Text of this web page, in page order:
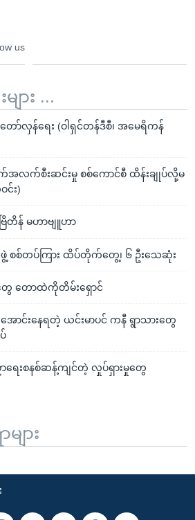
us
ား ...
တော်လှန်ရေး (ဝါရှင်တန်ဒီစီ၊ အမေရိကန်
က်အလက်စီးဆင်းမှု စစ်ကောင်စီ ထိန်းချုပ်လို့မ
င်း)
တိန် မဟာဗျူဟာ
စ်တပ်ကြား ထိပ်တိုက်တွေ့၊ ၆ ဦးသေဆုံး
ေ တောထဲကိုတိမ်းရှောင်
ောင်းနေရတဲ့ ယင်းမာပင် ကနီ ရွာသားတွေ
ေးစနစ်ဆန့်ကျင်တဲ့ လှုပ်ရှားမှုတွေ
ျား